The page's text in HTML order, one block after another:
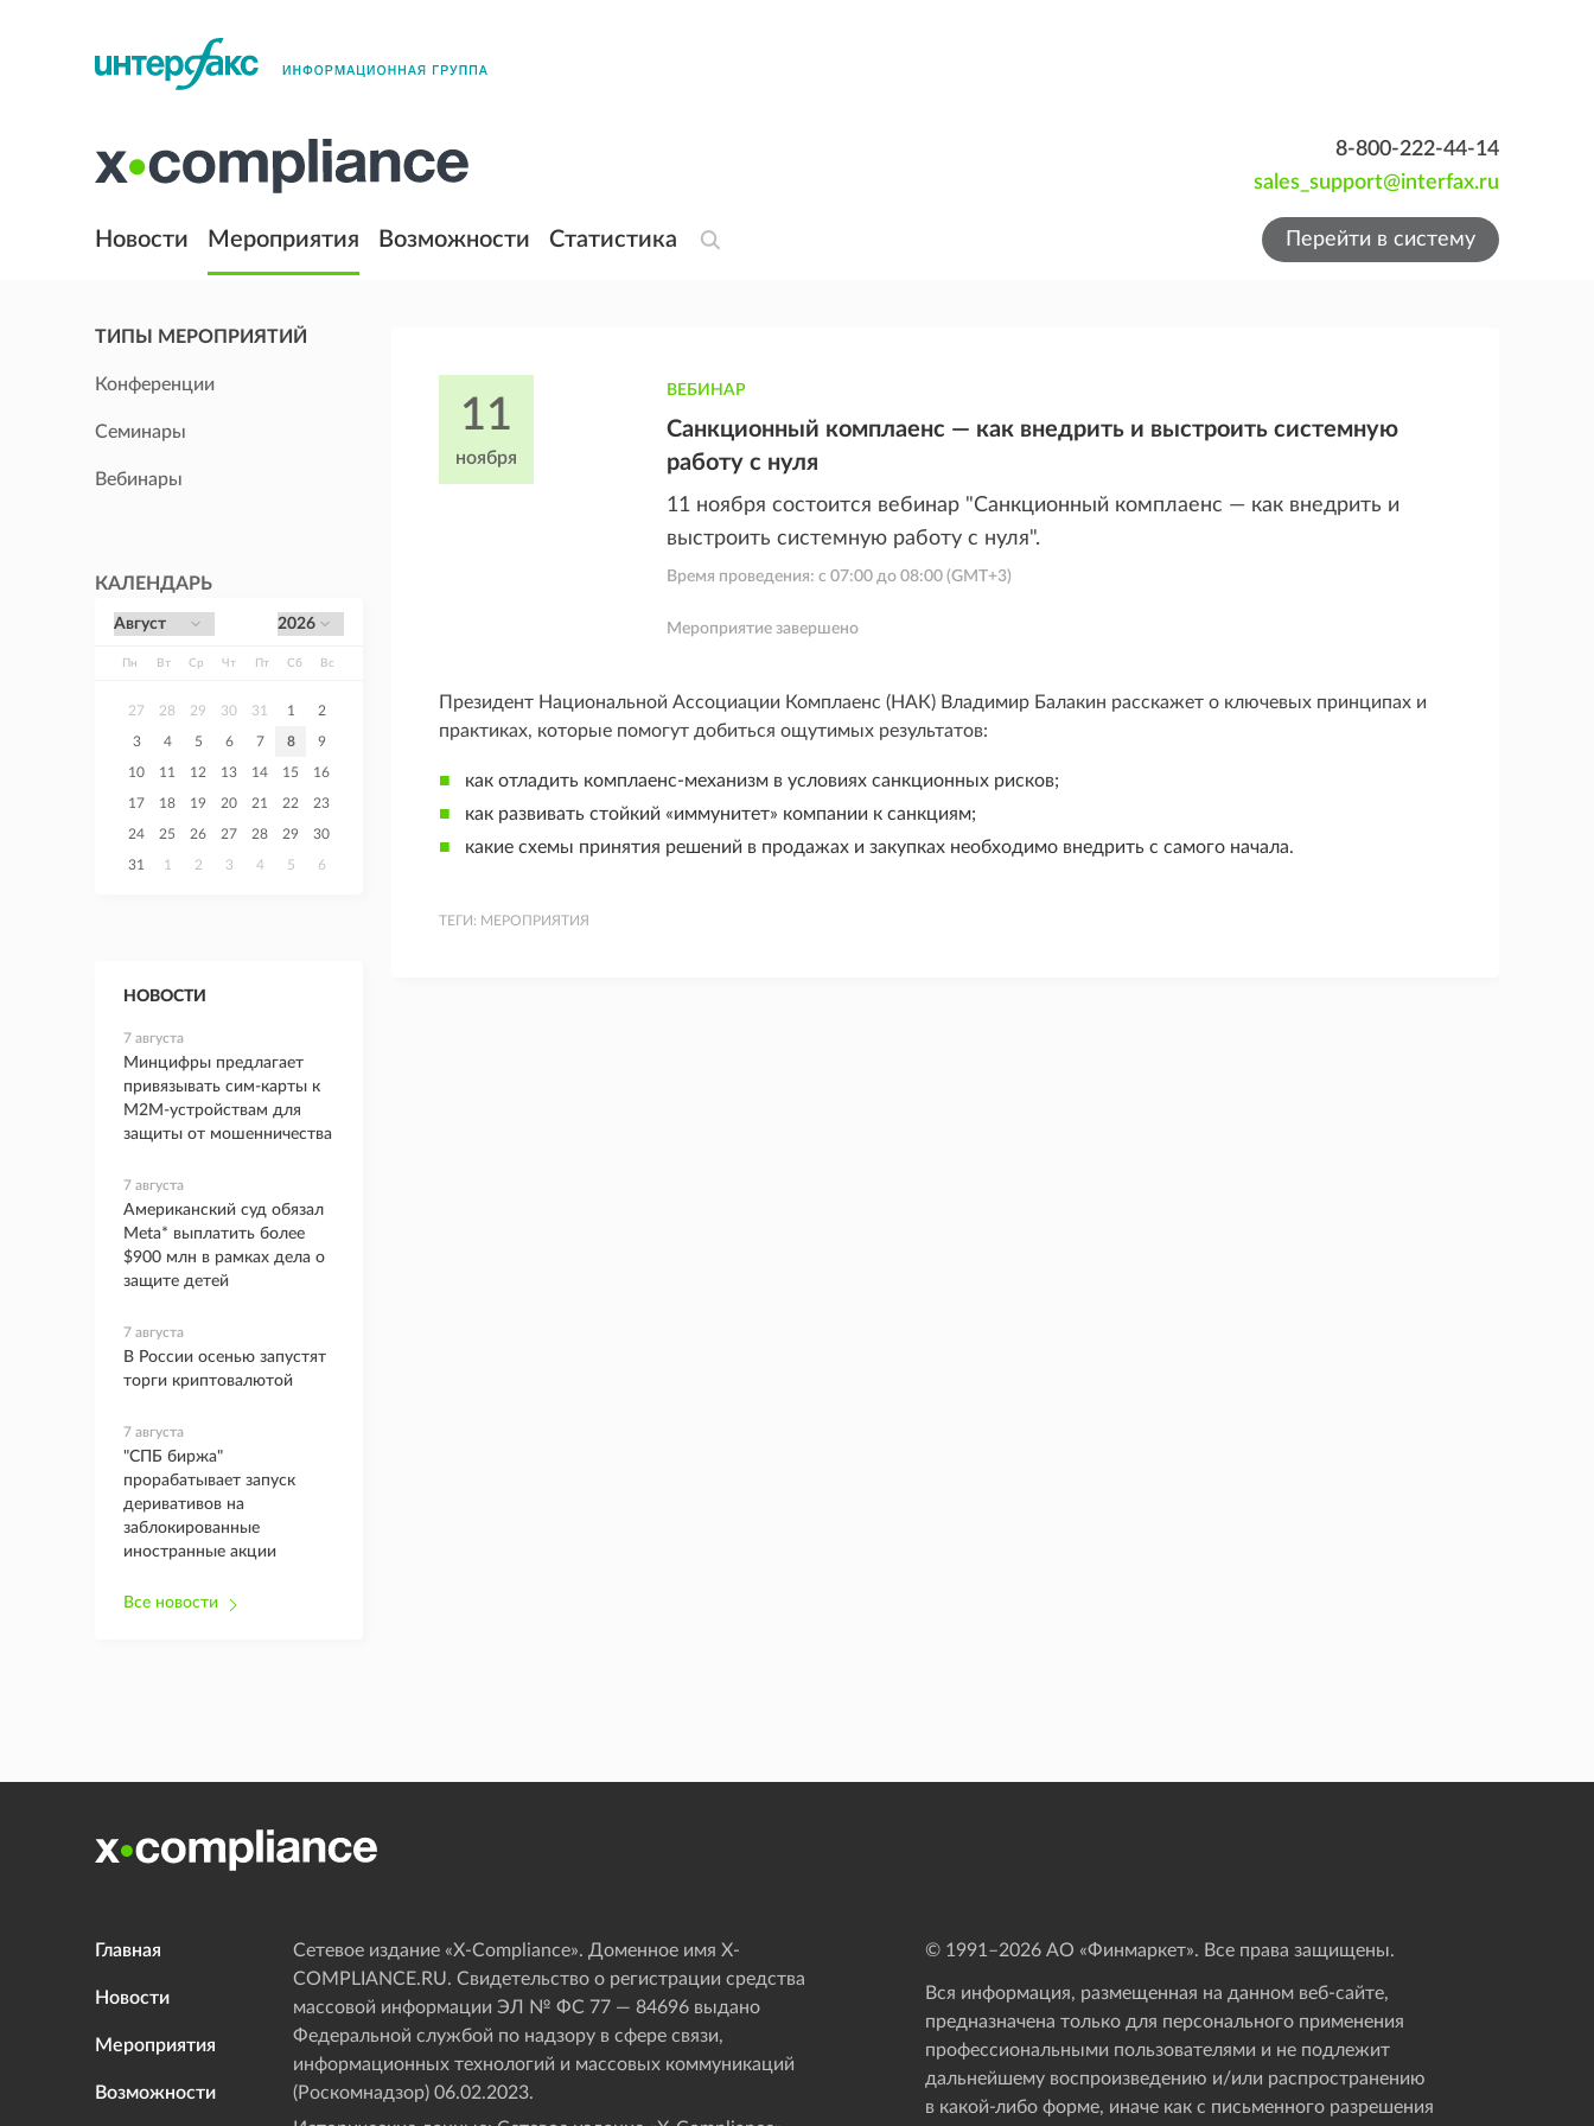
8-800-222-44-14
sales_support@interfax.ru
Новости Мероприятия Возможности Статистика Перейти в систему
ТИПЫ МЕРОПРИЯТИЙ
Конференции
Семинары
Вебинары
КАЛЕНДАРЬ
Пн Вт Ср Чт Пт Сб Вс
27 28 29 30 31 1 2
3 4 5 6 7 8 9
10 11 12 13 14 15 16
17 18 19 20 21 22 23
24 25 26 27 28 29 30
31 1 2 3 4 5 6
НОВОСТИ
7 августа
Минцифры предлагает
привязывать сим-карты к
M2M-устройствам для
защиты от мошенничества
7 августа
Американский суд обязал
Meta* выплатить более
$900 млн в рамках дела о
защите детей
7 августа
В России осенью запустят
торги криптовалютой
7 августа
"СПБ биржа"
прорабатывает запуск
деривативов на
заблокированные
иностранные акции
Все новости
11
ноября
ВЕБИНАР
Санкционный комплаенс — как внедрить и выстроить системную
работу с нуля
11 ноября состоится вебинар "Санкционный комплаенс — как внедрить и
выстроить системную работу с нуля".
Время проведения: с 07:00 до 08:00 (GMT+3)
Мероприятие завершено
Президент Национальной Ассоциации Комплаенс (НАК) Владимир Балакин расскажет о ключевых принципах и
практиках, которые помогут добиться ощутимых результатов:
как отладить комплаенс-механизм в условиях санкционных рисков;
как развивать стойкий «иммунитет» компании к санкциям;
какие схемы принятия решений в продажах и закупках необходимо внедрить с самого начала.
ТЕГИ: МЕРОПРИЯТИЯ
Главная
Новости
Мероприятия
Возможности
Сетевое издание «Х-Compliance». Доменное имя X-
COMPLIANCE.RU. Свидетельство о регистрации средства
массовой информации ЭЛ № ФС 77 — 84696 выдано
Федеральной службой по надзору в сфере связи,
информационных технологий и массовых коммуникаций
(Роскомнадзор) 06.02.2023.
© 1991–2026АО «Финмаркет». Все права защищены.
Вся информация, размещенная на данном веб-сайте,
предназначена только для персонального применения
профессиональными пользователями и не подлежит
дальнейшему воспроизведению и/или распространению
в какой-либо форме, иначе как с письменного разрешения